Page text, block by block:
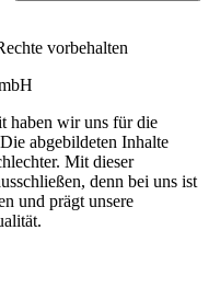
vorbehalten
haben wir uns für die
abgebildeten Inhalte
Mit dieser
denn bei uns ist
und prägt unsere